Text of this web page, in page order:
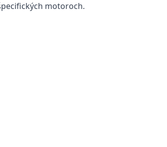
motoroch.